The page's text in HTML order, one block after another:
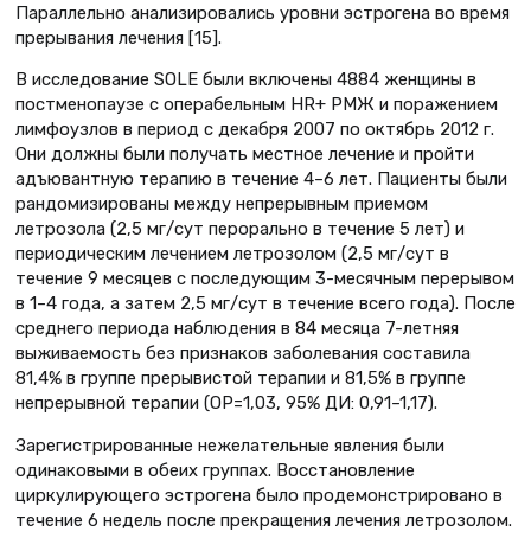
Параллельно анализировались уровни эстрогена во время
прерывания лечения [15].
В исследование SOLE были включены 4884 женщины в
постменопаузе с операбельным HR+ РМЖ и поражением
лимфоузлов в период с декабря 2007 по октябрь 2012 г.
Они должны были получать местное лечение и пройти
адъювантную терапию в течение 4–6 лет. Пациенты были
рандомизированы между непрерывным приемом
летрозола (2,5 мг/сут перорально в течение 5 лет) и
периодическим лечением летрозолом (2,5 мг/сут в
течение 9 месяцев с последующим 3-месячным перерывом
в 1–4 года, а затем 2,5 мг/сут в течение всего года). После
среднего периода наблюдения в 84 месяца 7-летняя
выживаемость без признаков заболевания составила
81,4% в группе прерывистой терапии и 81,5% в группе
непрерывной терапии (ОР=1,03, 95% ДИ: 0,91–1,17).
Зарегистрированные нежелательные явления были
одинаковыми в обеих группах. Восстановление
циркулирующего эстрогена было продемонстрировано в
течение 6 недель после прекращения лечения летрозолом.